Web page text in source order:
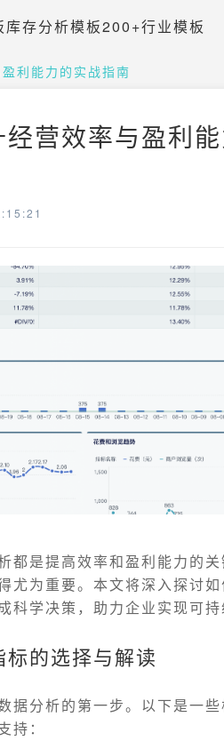
库存分析模板200+行业模板
利能力的实战指南
营效率与盈利
都是提高效率和盈利能力的
尤为重要。本文将深入探讨
学决策，助力企业实现可持
标的选择与解读
据分析的第一步。以下是一
持：